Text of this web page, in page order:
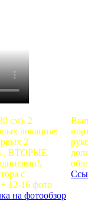
см). 2
локациях
2
, ВТОРЫЕ
с
12-16 фото
на фотообзор